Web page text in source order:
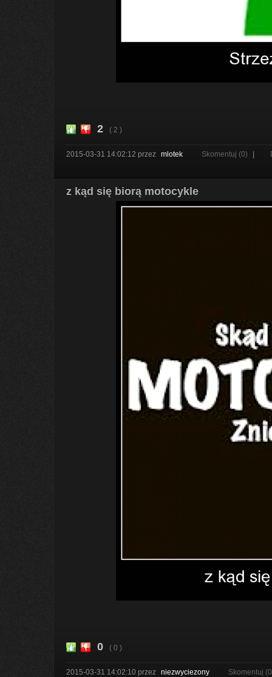
2 ( 2 )
2015-03-31 14:02:12 przez mlotek Skomentuj (0)
z kąd się biorą motocykle
0 ( 0 )
2015-03-31 14:02:10 przez niezwyciezony Skomentuj